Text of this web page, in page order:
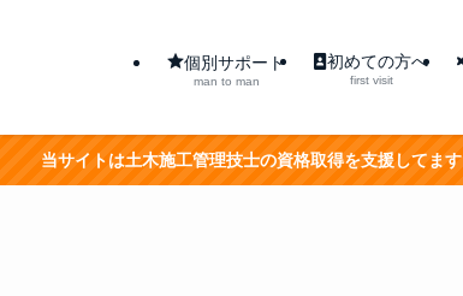
個別サポート
man to man
初めての方へ
first visit
当サイトは土木施工管理技士の資格取得を支援してます